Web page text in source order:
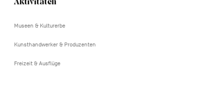
Navigation
Aktivitäten
Museen & Kulturerbe
Kunsthandwerker & Produzenten
Freizeit & Ausflüge